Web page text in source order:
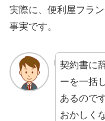
実際に、便利屋フラ
事実です。
契約書に
ーを一括
あるので
おかしく